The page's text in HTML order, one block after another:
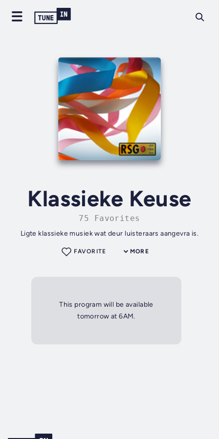
Klassieke Keuse
75 Favorites
Ligte klassieke musiek wat deur luisteraars aangevra is.
MORE
FAVORITE
This program will be available
tomorrow at 6AM.